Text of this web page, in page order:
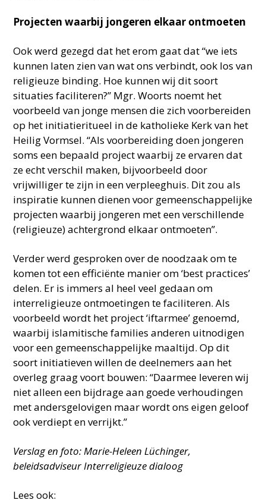
Projecten waarbij jongeren elkaar ontmoeten
Ook werd gezegd dat het erom gaat dat “we iets
kunnen laten zien van wat ons verbindt, ook los van
religieuze binding. Hoe kunnen wij dit soort
situaties faciliteren?” Mgr. Woorts noemt het
voorbeeld van jonge mensen die zich voorbereiden
op het initiatieritueel in de katholieke Kerk van het
Heilig Vormsel. “Als voorbereiding doen jongeren
soms een bepaald project waarbij ze ervaren dat
ze echt verschil maken, bijvoorbeeld door
vrijwilliger te zijn in een verpleeghuis. Dit zou als
inspiratie kunnen dienen voor gemeenschappelijke
projecten waarbij jongeren met een verschillende
(religieuze) achtergrond elkaar ontmoeten”.
Verder werd gesproken over de noodzaak om te
komen tot een efficiënte manier om ‘best practices’
delen. Er is immers al heel veel gedaan om
interreligieuze ontmoetingen te faciliteren. Als
voorbeeld wordt het project ‘iftarmee’ genoemd,
waarbij islamitische families anderen uitnodigen
voor een gemeenschappelijke maaltijd. Op dit
soort initiatieven willen de deelnemers aan het
overleg graag voort bouwen: “Daarmee leveren wij
niet alleen een bijdrage aan goede verhoudingen
met andersgelovigen maar wordt ons eigen geloof
ook verdiept en verrijkt.”
Verslag en foto: Marie-Heleen Lüchinger,
beleidsadviseur Interreligieuze dialoog
Lees ook: